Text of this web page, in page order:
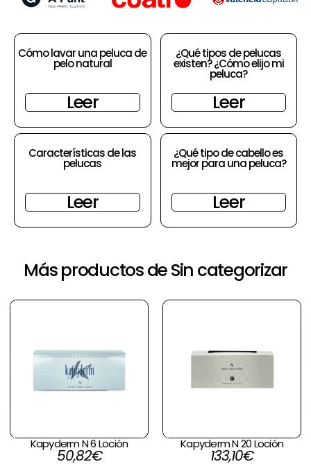
Cómo lavar una peluca de
pelo natural
Leer
¿Qué tipos de pelucas
existen? ¿Cómo elijo mi
peluca?
Leer
Características de las
pelucas
Leer
¿Qué tipo de cabello es
mejor para una peluca?
Leer
Más productos de Sin categorizar
Kapyderm N 6 Loción
50,82€
Kapyderm N 20 Loción
133,10€